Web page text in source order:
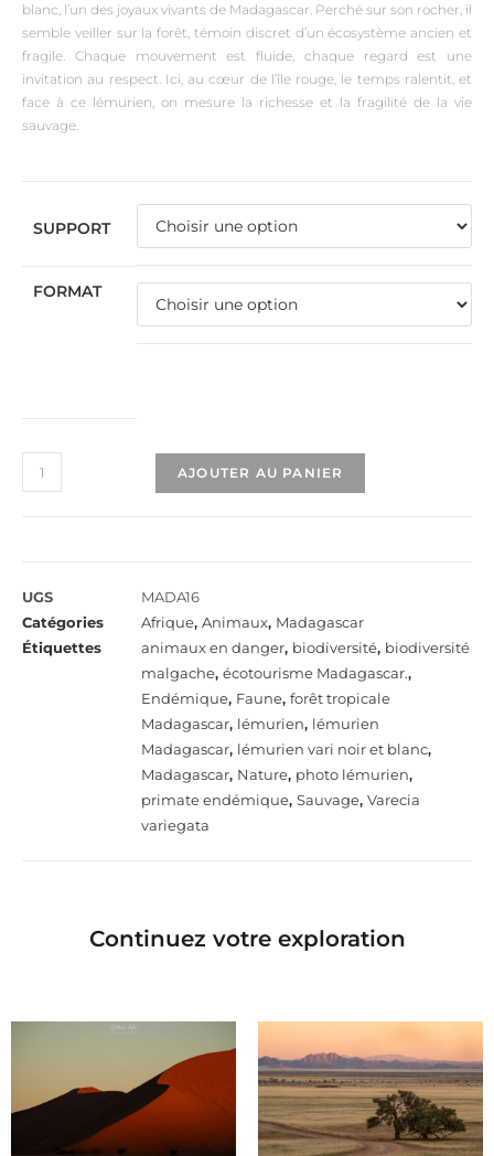
blanc, l’un des joyaux vivants de Madagascar. Perché sur son rocher, il
semble veiller sur la forêt, témoin discret d’un écosystème ancien et
fragile. Chaque mouvement est fluide, chaque regard est une
invitation au respect. Ici, au cœur de l’île rouge, le temps ralentit, et
face à ce lémurien, on mesure la richesse et la fragilité de la vie
sauvage.
SUPPORT
FORMAT
AJOUTER AU PANIER
UGS
MADA16
Catégories
Afrique, Animaux, Madagascar
Étiquettes
animaux en danger, biodiversité, biodiversité
malgache, écotourisme Madagascar.,
Endémique, Faune, forêt tropicale
Madagascar, lémurien, lémurien
Madagascar, lémurien vari noir et blanc,
Madagascar, Nature, photo lémurien,
primate endémique, Sauvage, Varecia
variegata
Continuez votre exploration